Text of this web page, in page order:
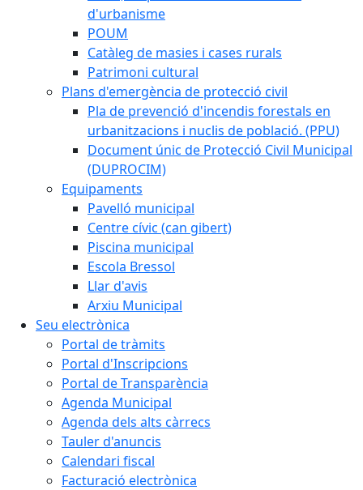
d'urbanisme
POUM
Catàleg de masies i cases rurals
Patrimoni cultural
Plans d'emergència de protecció civil
Pla de prevenció d'incendis forestals en
urbanitzacions i nuclis de població. (PPU)
Document únic de Protecció Civil Municipal
(DUPROCIM)
Equipaments
Pavelló municipal
Centre cívic (can gibert)
Piscina municipal
Escola Bressol
Llar d'avis
Arxiu Municipal
Seu electrònica
Portal de tràmits
Portal d'Inscripcions
Portal de Transparència
Agenda Municipal
Agenda dels alts càrrecs
Tauler d'anuncis
Calendari fiscal
Facturació electrònica